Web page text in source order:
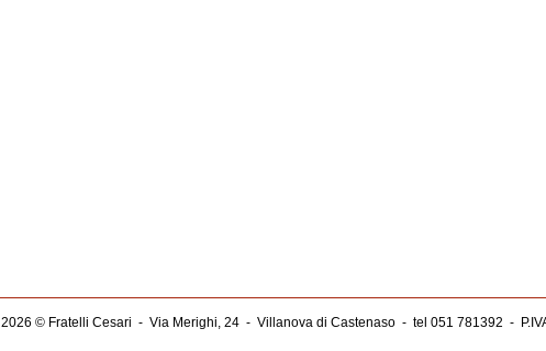
2026 © Fratelli Cesari - Via Merighi, 24 - Villanova di Castenaso - tel 051 781392 -